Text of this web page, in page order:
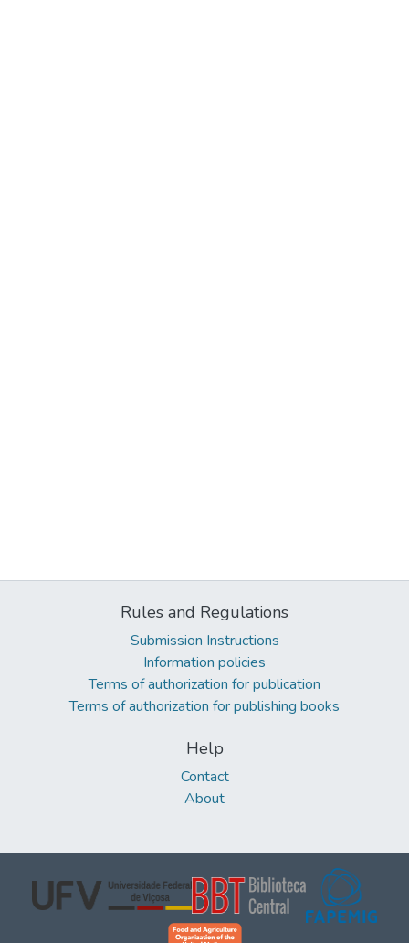
Rules and Regulations
Submission Instructions
Information policies
Terms of authorization for publication
Terms of authorization for publishing books
Help
Contact
About